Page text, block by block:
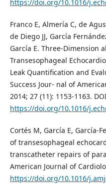
https://doi.org/10.1016/
Franco E, Almería C, de
de Diego JJ, García
García E. Three-Dimension
Transesophageal
Leak Quantification and
Success Jour- nal of
2014; 27 (11): 1153-1163.
https://doi.org/10.1016/
Cortés M, García E, García-
of transesophageal
transcatheter repairs of
American Journal of
https://doi.org/10.1016/